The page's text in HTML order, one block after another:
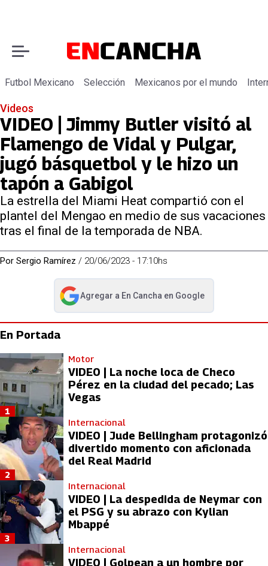
Futbol Mexicano Selección Mexicanos por el mundo
Videos
VIDEO | Jimmy Butler visitó al
Flamengo de Vidal y Pulgar,
jugó básquetbol y le hizo un
tapón a Gabigol
La estrella del Miami Heat compartió con el
plantel del Mengao en medio de sus vacaciones
tras el final de la temporada de NBA.
Por Sergio Ramírez / 20/06/2023 - 17:10hs
Agregar a En Cancha en Google
abre en nueva pestaña
En Portada
Motor
VIDEO | La noche loca de Checo
Pérez en la ciudad del pecado; Las
Vegas
1
Internacional
VIDEO | Jude Bellingham protagonizó
divertido momento con aficionada
del Real Madrid
2
Internacional
VIDEO | La despedida de Neymar con
el PSG y su abrazo con Kylian
Mbappé
3
Internacional
VIDEO | Golpean a un hombre por